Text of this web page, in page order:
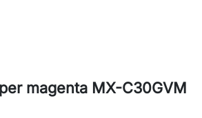
magenta MX-C30GVM